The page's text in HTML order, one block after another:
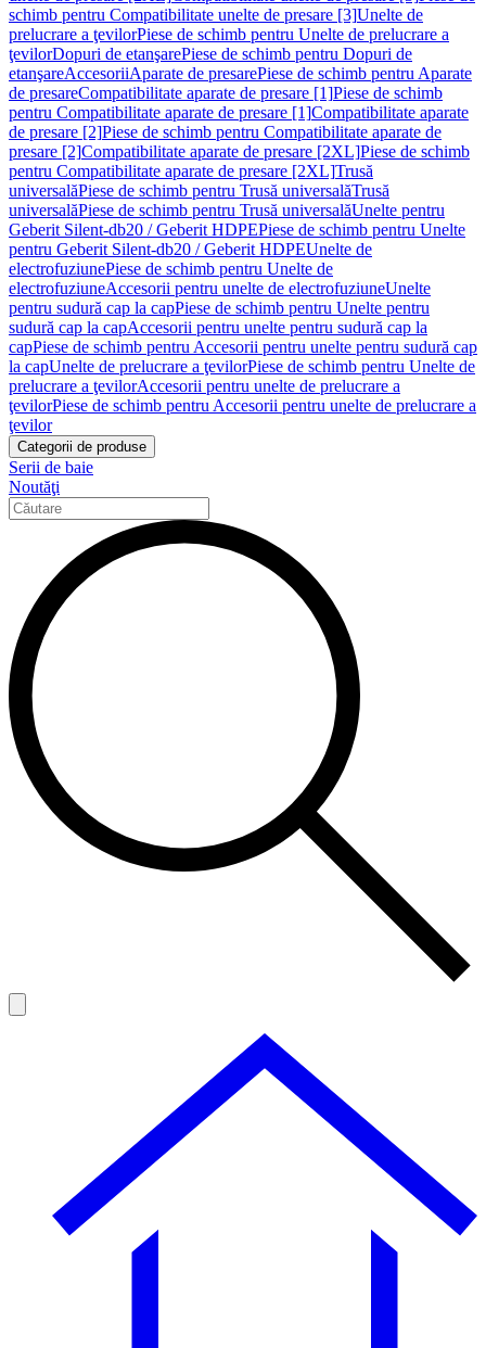
schimb pentru Compatibilitate unelte de presare [3]Unelte de
prelucrare a ţevilorPiese de schimb pentru Unelte de prelucrare a
ţevilorDopuri de etanşarePiese de schimb pentru Dopuri de
etanşareAccesoriiAparate de presarePiese de schimb pentru Aparate
de presareCompatibilitate aparate de presare [1]Piese de schimb
pentru Compatibilitate aparate de presare [1]Compatibilitate aparate
de presare [2]Piese de schimb pentru Compatibilitate aparate de
presare [2]Compatibilitate aparate de presare [2XL]Piese de schimb
pentru Compatibilitate aparate de presare [2XL]Trusă
universalăPiese de schimb pentru Trusă universalăTrusă
universalăPiese de schimb pentru Trusă universalăUnelte pentru
Geberit Silent-db20 / Geberit HDPEPiese de schimb pentru Unelte
pentru Geberit Silent-db20 / Geberit HDPEUnelte de
electrofuziunePiese de schimb pentru Unelte de
electrofuziuneAccesorii pentru unelte de electrofuziuneUnelte
pentru sudură cap la capPiese de schimb pentru Unelte pentru
sudură cap la capAccesorii pentru unelte pentru sudură cap la
capPiese de schimb pentru Accesorii pentru unelte pentru sudură cap
la capUnelte de prelucrare a ţevilorPiese de schimb pentru Unelte de
prelucrare a ţevilorAccesorii pentru unelte de prelucrare a
ţevilorPiese de schimb pentru Accesorii pentru unelte de prelucrare a
ţevilor
Categorii de produse
Serii de baie
Noutăţi